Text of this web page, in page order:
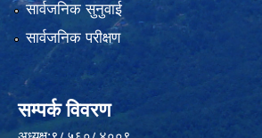
सार्वजनिक सुनुवाई
सार्वजनिक परीक्षण
सम्पर्क विवरण